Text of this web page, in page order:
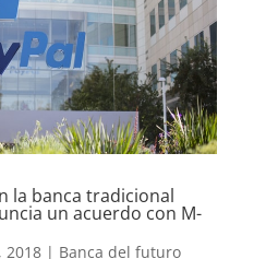
la banca tradicional
un acuerdo con M-
2018| Banca del futuro